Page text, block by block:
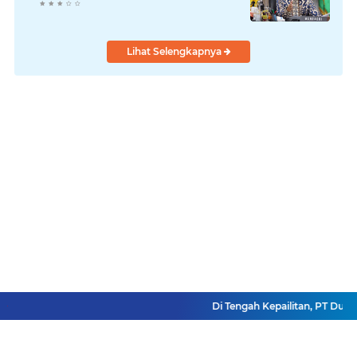
Lihat Selengkapnya
Di Tengah Kepailitan, PT Dua